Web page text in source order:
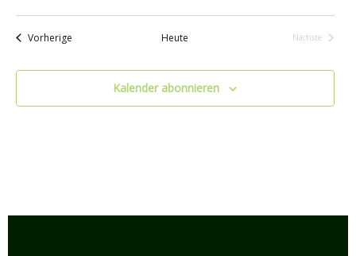
VorherigeVeranstaltungen Heute
Nächste
Kalender abonnieren